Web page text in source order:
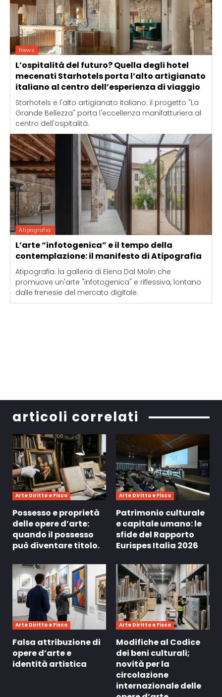
News
L’ospitalità del futuro? Quella degli hotel
mecenati Starhotels porta l’alto artigianato
italiano al centro dell’esperienza di viaggio
Starhotels e l'alto artigianato italiano: il progetto "La
Grande Bellezza" porta l'eccellenza manifatturiera al
centro dell'ospitalità.
Atipografia
L’arte “infotogenica” e il tempo della
contemplazione: il manifesto di Atipografia
Atipografia: la galleria di Elena Dal Molin che
promuove un'arte "infotogenica" e riflessiva, lontano
dalle frenesie del mercato digitale.
articoli correlati
Arte Diritto e Fisco
Possesso e proprietà
delle opere d’arte:
quando il possesso
può diventare titolo.
Arte Diritto e Fisco
Patrimonio culturale
e capitale umano: le
sfide del Rapporto
Eurispes Italia 2026
Arte Diritto e Fisco
Falsa attribuzione di
opere d’arte e
identità artistica
Arte Diritto e Fisco
Modifiche al Codice
dei beni culturali;
novità per la
circolazione
internazionale delle